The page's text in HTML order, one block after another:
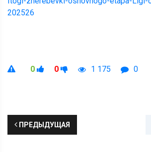
202526
0 0 1 175 0
ПРЕДЫДУЩАЯ